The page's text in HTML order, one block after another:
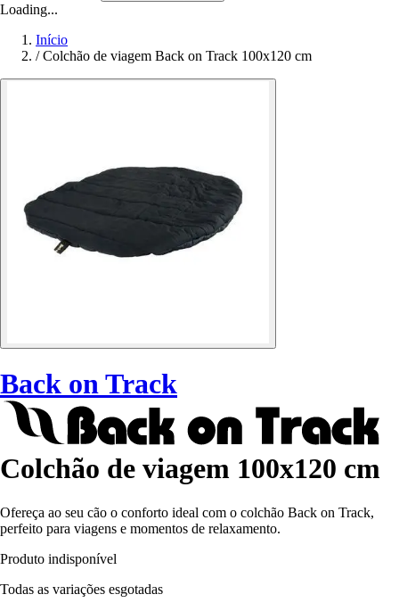
Loading...
Início
/ Colchão de viagem Back on Track 100x120 cm
Back on Track
Colchão de viagem 100x120 cm
Ofereça ao seu cão o conforto ideal com o colchão Back on Track,
perfeito para viagens e momentos de relaxamento.
Produto indisponível
Todas as variações esgotadas